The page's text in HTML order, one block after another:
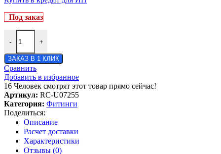
Под заказ
- +
ЗАКАЗ В 1 КЛИК
Сравнить
Добавить в избранное
16 Человек смотрят этот товар прямо сейчас!
Артикул: RC-U07255
Категория: Фитинги
Поделиться:
Описание
Расчет доставки
Характеристики
Отзывы (0)